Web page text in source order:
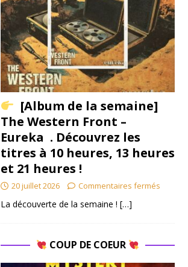
[Album de la semaine]
The Western Front –
Eureka . Découvrez les
titres à 10 heures, 13 heures
et 21 heures !
20 juillet 2026 Commentaires fermés
La découverte de la semaine ! […]
COUP DE COEUR